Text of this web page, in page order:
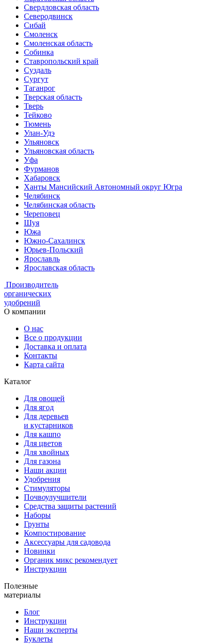
Свердловская область
Северодвинск
Сибай
Смоленск
Смоленская область
Собинка
Ставропольский край
Суздаль
Сургут
Таганрог
Тверская область
Тверь
Тейково
Тюмень
Улан-Удэ
Ульяновск
Ульяновская область
Уфа
Фурманов
Хабаровск
Ханты Мансийский Автономный округ Югра
Челябинск
Челябинская область
Череповец
Шуя
Южа
Южно-Сахалинск
Юрьев-Польский
Ярославль
Ярославская область
Производитель
органических
удобрений
О компании
О нас
Все о продукции
Доставка и оплата
Контакты
Карта сайта
Каталог
Для овощей
Для ягод
Для деревьев
и кустарников
Для кашпо
Для цветов
Для хвойных
Для газона
Наши акции
Удобрения
Стимуляторы
Почвоулучшители
Средства защиты растений
Наборы
Грунты
Компостирование
Аксессуары для садовода
Новинки
Органик микс рекомендует
Инструкции
Полезные
материалы
Блог
Инструкции
Наши эксперты
Буклеты